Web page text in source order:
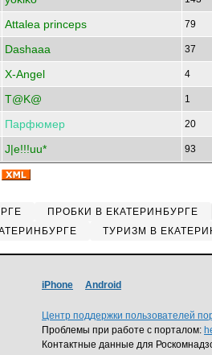
Attalea princeps 79
Dashaaa 37
X-Angel 4
T@K@ 1
Парфюмер 20
J|e!!!uu* 93
ПРОБКИ В ЕКАТЕРИНБУРГЕ
ТУРИЗМ В
iPhone Android
Центр поддержки пользователей
Проблемы при работе с порталом:
Контактные данные для